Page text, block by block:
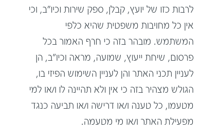
לרבות כזו של יועץ, קבלן, ספק שירות וכיו"ב, וכי
אין כל מחויבות משפטית שהיא כלפי
המשתמש. מובהר בזה כי חרף האמור בכל
פרסום, שיחת ייעוץ, שמועה, מראה וכיו"ב, הן
לעניין תכני האתר והן לעניין השימוש הפיזי בו,
הגולש מצהיר בזה כי אין ולא תהיינה לו ו/או למי
מטעמו, כל טענה ו/או דרישה ו/או תביעה כנגד
מפעילת האתר ו/או מי מטעמה.